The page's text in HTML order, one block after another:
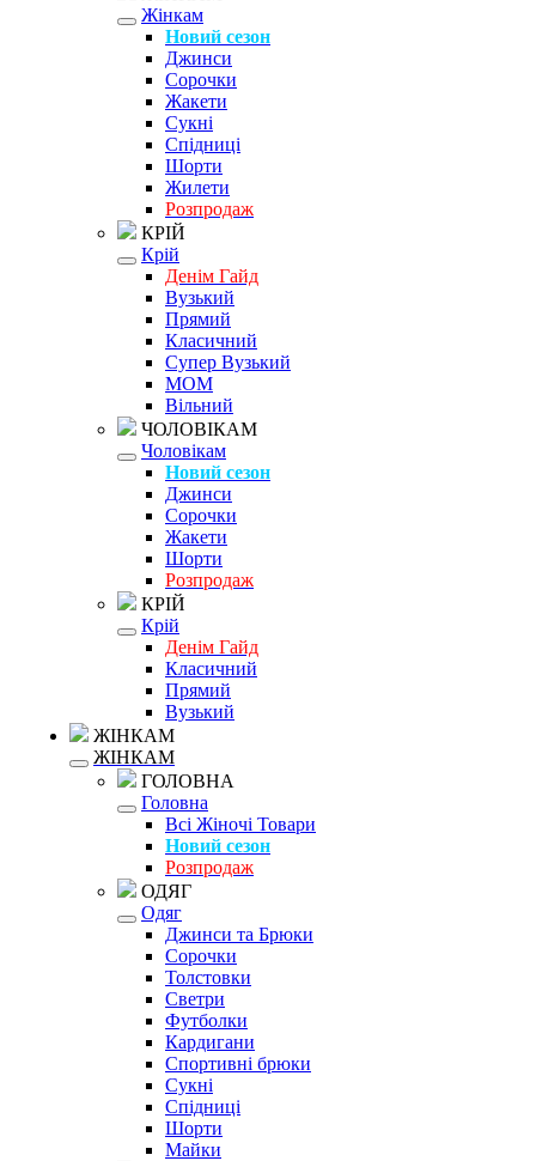
Жінкам
Новий сезон
Джинси
Сорочки
Жакети
Сукні
Спідниці
Шорти
Жилети
Розпродаж
КРІЙ
Крій
Денім Гайд
Вузький
Прямий
Класичний
Супер Вузький
MOM
Вільний
ЧОЛОВІКАМ
Чоловікам
Новий сезон
Джинси
Сорочки
Жакети
Шорти
Розпродаж
КРІЙ
Крій
Денім Гайд
Класичний
Прямий
Вузький
ЖІНКАМ
ЖІНКАМ
ГОЛОВНА
Головна
Всі Жіночі Товари
Новий сезон
Розпродаж
ОДЯГ
Одяг
Джинси та Брюки
Сорочки
Толстовки
Светри
Футболки
Кардигани
Спортивні брюки
Сукні
Спідниці
Шорти
Майки